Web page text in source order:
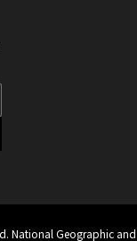
National Geographic and